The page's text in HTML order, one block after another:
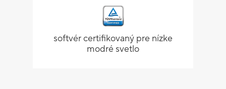
softvér certifikovaný pre nízke
modré svetlo